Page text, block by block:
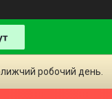
робочий день.